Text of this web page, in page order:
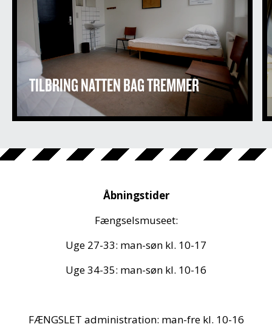
TILBRING NATTEN BAG TREMMER
Åbningstider
Fængselsmuseet:
Uge 27-33: man-søn kl. 10-17
Uge 34-35: man-søn kl. 10-16
FÆNGSLET administration: man-fre kl. 10-16